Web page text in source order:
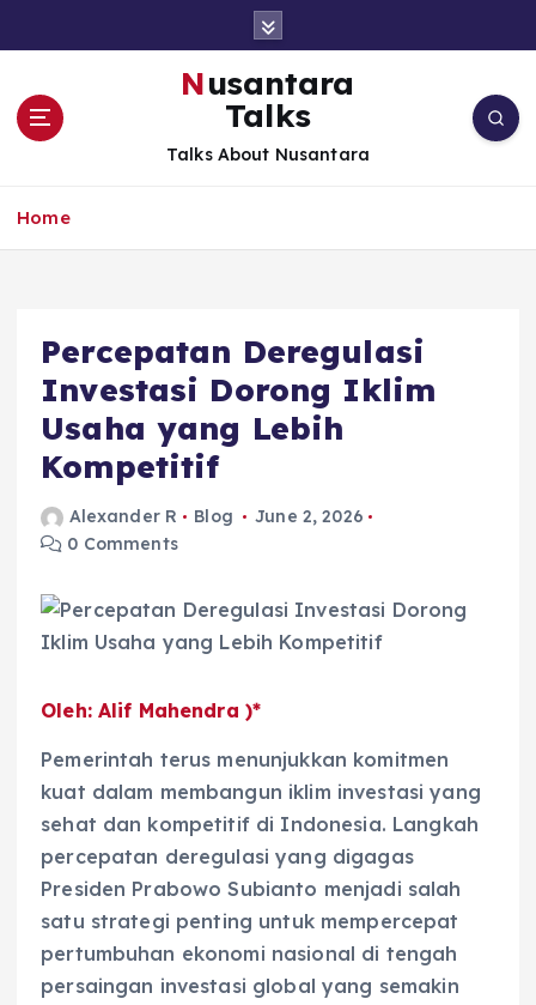
Nusantara
Talks
Talks About Nusantara
Home
Percepatan Deregulasi
Investasi Dorong Iklim
Usaha yang Lebih
Kompetitif
Alexander R Blog
June 2, 2026
0 Comments
Oleh: Alif Mahendra )*
Pemerintah terus menunjukkan komitmen
kuat dalam membangun iklim investasi yang
sehat dan kompetitif di Indonesia. Langkah
percepatan deregulasi yang digagas
Presiden Prabowo Subianto menjadi salah
satu strategi penting untuk mempercepat
pertumbuhan ekonomi nasional di tengah
persaingan investasi global yang semakin